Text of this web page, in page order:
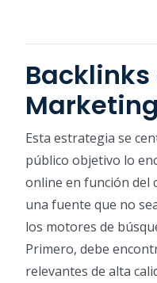
Marketing
Esta estrategia se
público objetivo lo
online en función del
una fuente que no
los motores de
Primero, debe
relevantes de alta